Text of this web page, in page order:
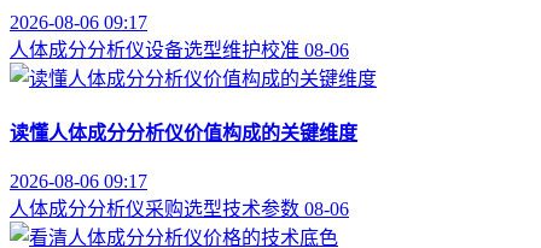
2026-08-06 09:17
人体成分分析仪设备选型维护校准 08-06
读懂人体成分分析仪价值构成的关键维度
2026-08-06 09:17
人体成分分析仪采购选型技术参数 08-06